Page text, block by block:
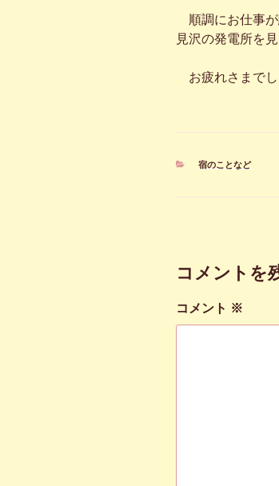
順調にお仕事が
見沢の発電所を
お疲れさまでし
カ
宿のことなど
コメントを
コメント ※